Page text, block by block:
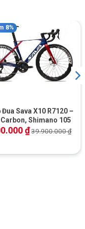
tốt chỉ dưới 3 triệu
Đến cửa hàng
với giá cực ưu đãi
14%
Đạp Địa Hình MTB
8%
Đua Sava X10 R7120 –
Shimano 105
₫39.900.000₫